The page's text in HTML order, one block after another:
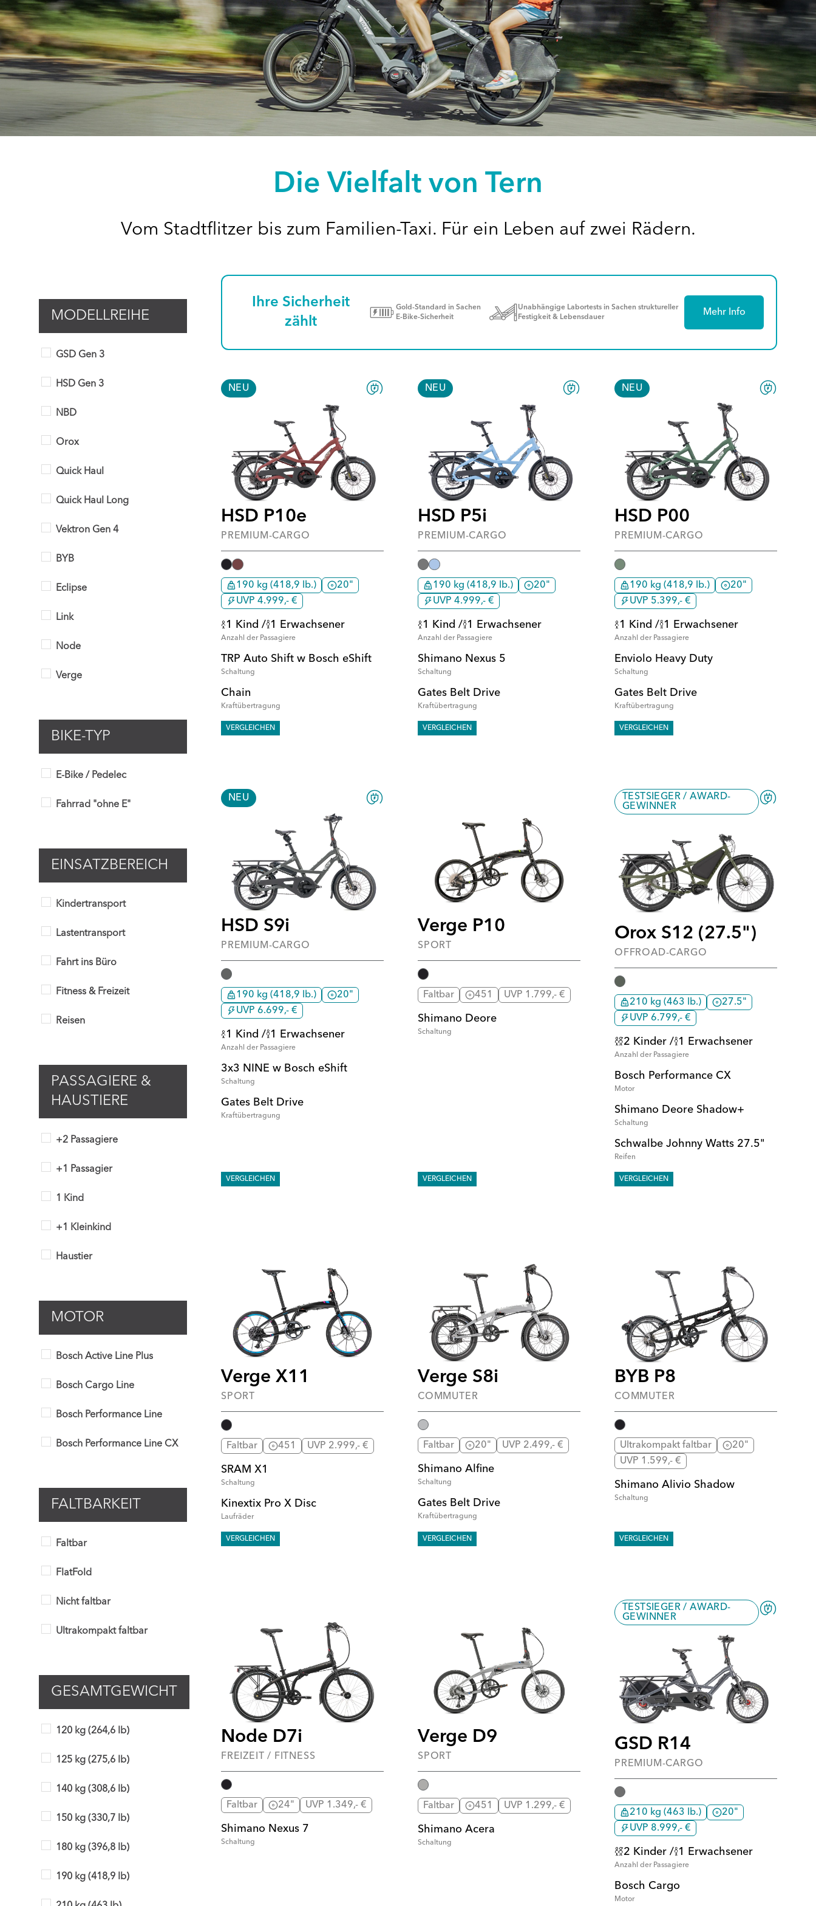
Die Vielfalt von Tern
Vom Stadtflitzer bis zum Familien-Taxi. Für ein Leben auf zwei Rädern.
MODELLREIHE
GSD Gen 3
HSD Gen 3
NBD
Orox
Quick Haul
Quick Haul Long
Vektron Gen 4
BYB
Eclipse
Link
Node
Verge
BIKE-TYP
E-Bike / Pedelec
Fahrrad "ohne E"
EINSATZBEREICH
Kindertransport
Lastentransport
Fahrt ins Büro
Fitness & Freizeit
Reisen
PASSAGIERE &
HAUSTIERE
+2 Passagiere
+1 Passagier
1 Kind
+1 Kleinkind
Haustier
MOTOR
Bosch Active Line Plus
Bosch Cargo Line
Bosch Performance Line
Bosch Performance Line CX
FALTBARKEIT
Faltbar
FlatFold
Nicht faltbar
Ultrakompakt faltbar
GESAMTGEWICHT
120 kg (264,6 lb)
125 kg (275,6 lb)
140 kg (308,6 lb)
150 kg (330,7 lb)
180 kg (396,8 lb)
190 kg (418,9 lb)
Ihre Sicherheit
zählt
Gold-Standard in Sachen
E-Bike-Sicherheit
Unabhängige Labortests in Sachen struktureller
Festigkeit & Lebensdauer
Mehr Info
NEU
HSD P10e
PREMIUM-CARGO
190 kg (418,9 lb.)
20"
UVP 4.999,- €
1 Kind / 1 Erwachsener
Anzahl der Passagiere
TRP Auto Shift w Bosch eShift
Schaltung
Chain
Kraftübertragung
VERGLEICHEN
NEU
HSD P5i
PREMIUM-CARGO
190 kg (418,9 lb.)
20"
UVP 4.999,- €
1 Kind / 1 Erwachsener
Anzahl der Passagiere
Shimano Nexus 5
Schaltung
Gates Belt Drive
Kraftübertragung
VERGLEICHEN
NEU
HSD P00
PREMIUM-CARGO
190 kg (418,9 lb.)
20"
UVP 5.399,- €
1 Kind / 1 Erwachsener
Anzahl der Passagiere
Enviolo Heavy Duty
Schaltung
Gates Belt Drive
Kraftübertragung
VERGLEICHEN
NEU
HSD S9i
PREMIUM-CARGO
190 kg (418,9 lb.)
20"
UVP 6.699,- €
1 Kind / 1 Erwachsener
Anzahl der Passagiere
3x3 NINE w Bosch eShift
Schaltung
Gates Belt Drive
Kraftübertragung
VERGLEICHEN
Verge P10
SPORT
Faltbar 451 UVP 1.799,- €
Shimano Deore
Schaltung
VERGLEICHEN
TESTSIEGER / AWARD-
GEWINNER
Orox S12 (27.5")
OFFROAD-CARGO
210 kg (463 lb.)
27.5"
UVP 6.799,- €
2 Kinder / 1 Erwachsener
Anzahl der Passagiere
Bosch Performance CX
Motor
Shimano Deore Shadow+
Schaltung
Schwalbe Johnny Watts 27.5"
Reifen
VERGLEICHEN
Verge X11
SPORT
Faltbar 451 UVP 2.999,- €
SRAM X1
Schaltung
Kinextix Pro X Disc
Laufräder
VERGLEICHEN
Verge S8i
COMMUTER
Faltbar 20" UVP 2.499,- €
Shimano Alfine
Schaltung
Gates Belt Drive
Kraftübertragung
VERGLEICHEN
BYB P8
COMMUTER
Ultrakompakt faltbar
20"
UVP 1.599,- €
Shimano Alivio Shadow
Schaltung
VERGLEICHEN
Node D7i
FREIZEIT / FITNESS
Faltbar 24" UVP 1.349,- €
Shimano Nexus 7
Schaltung
Verge D9
SPORT
Faltbar 451 UVP 1.299,- €
Shimano Acera
Schaltung
TESTSIEGER / AWARD-
GEWINNER
GSD R14
PREMIUM-CARGO
210 kg (463 lb.)
20"
UVP 8.999,- €
2 Kinder / 1 Erwachsener
Anzahl der Passagiere
Bosch Cargo
Motor